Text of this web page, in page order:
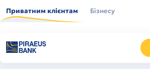
до
основного
Приватним клієнтам Бізнесу